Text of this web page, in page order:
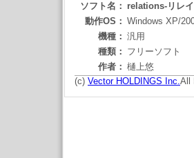
ソフト名： relations-リレ
動作OS： Windows XP/
機種： 汎用
種類： フリーソフト
作者： 樋上悠
(c) Vector HOLDINGS Inc.All